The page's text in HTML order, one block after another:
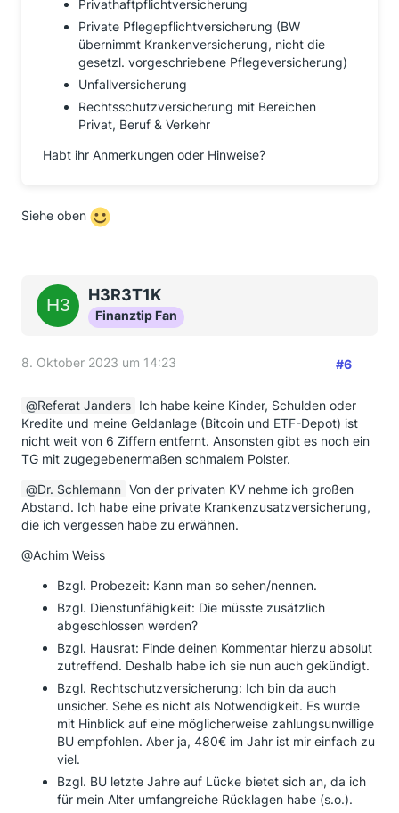
Privathaftpflichtversicherung
Private Pflegepflichtversicherung (BW
übernimmt Krankenversicherung, nicht die
gesetzl. vorgeschriebene Pflegeversicherung)
Unfallversicherung
Rechtsschutzversicherung mit Bereichen
Privat, Beruf & Verkehr
Habt ihr Anmerkungen oder Hinweise?
Siehe oben
H3R3T1K
Finanztip Fan
8. Oktober 2023 um 14:23 #6
Referat Janders Ich habe keine Kinder, Schulden oder
Kredite und meine Geldanlage (Bitcoin und ETF-Depot) ist
nicht weit von 6 Ziffern entfernt. Ansonsten gibt es noch ein
TG mit zugegebenermaßen schmalem Polster.
Dr. Schlemann Von der privaten KV nehme ich großen
Abstand. Ich habe eine private Krankenzusatzversicherung,
die ich vergessen habe zu erwähnen.
@Achim Weiss
Bzgl. Probezeit: Kann man so sehen/nennen.
Bzgl. Dienstunfähigkeit: Die müsste zusätzlich
abgeschlossen werden?
Bzgl. Hausrat: Finde deinen Kommentar hierzu absolut
zutreffend. Deshalb habe ich sie nun auch gekündigt.
Bzgl. Rechtschutzversicherung: Ich bin da auch
unsicher. Sehe es nicht als Notwendigkeit. Es wurde
mit Hinblick auf eine möglicherweise zahlungsunwillige
BU empfohlen. Aber ja, 480€ im Jahr ist mir einfach zu
viel.
Bzgl. BU letzte Jahre auf Lücke bietet sich an, da ich
für mein Alter umfangreiche Rücklagen habe (s.o.).